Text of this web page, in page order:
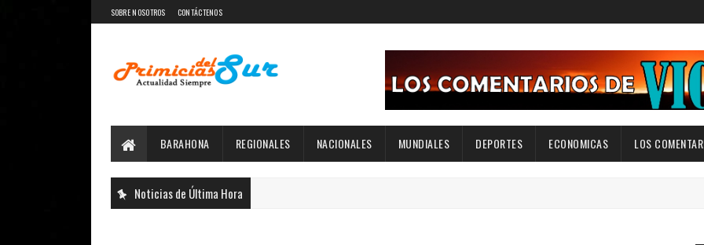
SOBRE NOSOTROS CONTÁCTENOS
BARAHONA REGIONALES NACIONALES MUNDIALES DEPORTES ECONOMICAS LOS
Noticias de Última Hora